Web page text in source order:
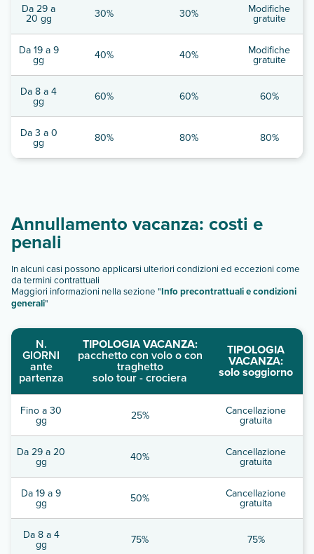
Da 29 a
20 gg 30% 30% Modifiche
gratuite
Da 19 a 9
gg 40% 40% Modifiche
gratuite
Da 8 a 4
gg 60% 60% 60%
Da 3 a 0
gg 80% 80% 80%
Annullamento vacanza: costi e
penali
In alcuni casi possono applicarsi ulteriori condizioni ed eccezioni come
da termini contrattuali
Maggiori informazioni nella sezione "Info precontrattuali e condizioni
generali"
N.
GIORNI
ante
partenza
TIPOLOGIA VACANZA:
pacchetto con volo o con
traghetto
solo tour - crociera
TIPOLOGIA
VACANZA:
solo soggiorno
Fino a 30
gg 25% Cancellazione
gratuita
Da 29 a 20
gg 40% Cancellazione
gratuita
Da 19 a 9
gg 50% Cancellazione
gratuita
Da 8 a 4
gg 75% 75%